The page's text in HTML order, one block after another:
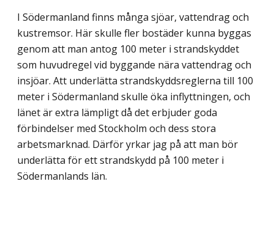
I Södermanland finns många sjöar, vattendrag och
kustremsor. Här skulle fler bostäder kunna byggas
genom att man antog 100 meter i strandskyddet
som huvudregel vid byggande nära vattendrag och
insjöar. Att underlätta strandskyddsreglerna till 100
meter i Södermanland skulle öka inflyttningen, och
länet är extra lämpligt då det erbjuder goda
förbindelser med Stockholm och dess stora
arbetsmarknad. Därför yrkar jag på att man bör
underlätta för ett strandskydd på 100 meter i
Södermanlands län.